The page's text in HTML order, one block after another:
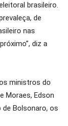
brasileiro.
de
nas
diz a
ministros do
Moraes, Edson
de Bolsonaro, os